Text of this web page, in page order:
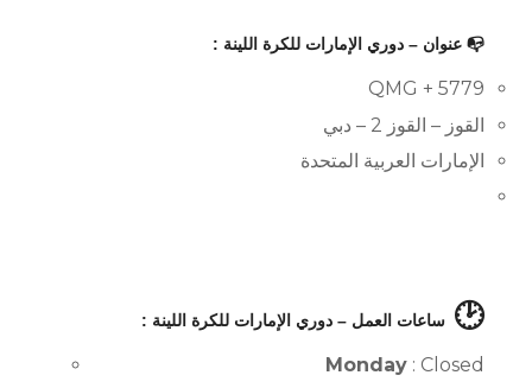
📭 عنوان – دوري الإمارات للكرة اللينة :
5779 + QMG
القوز – القوز 2 – دبي
الإمارات العربية المتحدة
🕑 ساعات العمل – دوري الإمارات للكرة اللينة :
Monday : Closed